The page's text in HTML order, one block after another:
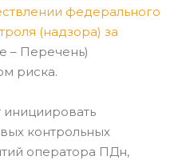
федерального
(надзора) за
– Перечень)
риска.
контрольных
оператора ПДн,